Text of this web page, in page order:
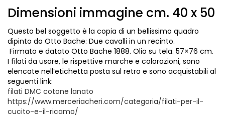
Set di Bottoni Vintage (77)
Swarovski (2)
Vintage (165)
Dimensioni immagine cm. 40 x 50
Questo bel soggetto è la copia di un bellissimo quadro
dipinto da Otto Bache: Due cavalli in un recinto.
Firmato e datato Otto Bache 1888. Olio su tela. 57×76 cm.
I filati da usare, le rispettive marche e colorazioni, sono
elencate nell’etichetta posta sul retro e sono acquistabili al
seguenti link:
filati DMC cotone lanato
https://www.merceriacheri.com/categoria/filati-per-il-
cucito-e-il-ricamo/